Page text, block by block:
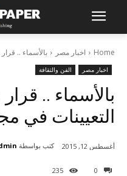
Home اخبار مصر بالأسماء ..
اخبار مصر الفن والثقافة
بالأسماء ..
التعيينات في
0
235
أغسطس 12, 2015 كتب بواسطة